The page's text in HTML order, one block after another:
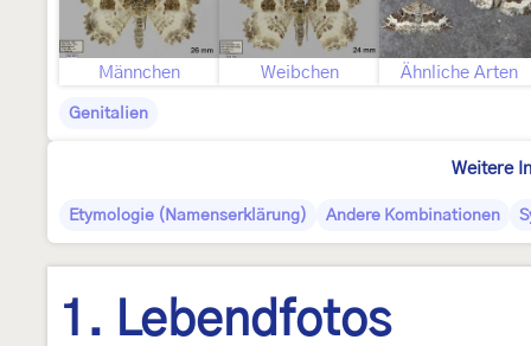
Männchen Weibchen Ähnliche Arten
Genitalien
Weitere
Etymologie (Namenserklärung) Andere Kombinationen
1. Lebendfotos